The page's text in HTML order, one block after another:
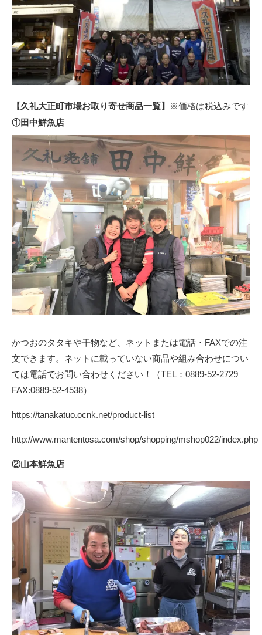
【久礼大正町市場お取り寄せ商品一覧】 ※価格は税込みです
①田中鮮魚店
かつおのタタキや干物など、ネットまたは電話・FAXでの注
文できます。ネットに載っていない商品や組み合わせについ
ては電話でお問い合わせください！（TEL：0889-52-2729
FAX:0889-52-4538）
https://tanakatuo.ocnk.net/product-list
http://www.mantentosa.com/shop/shopping/mshop022/index.php
②山本鮮魚店